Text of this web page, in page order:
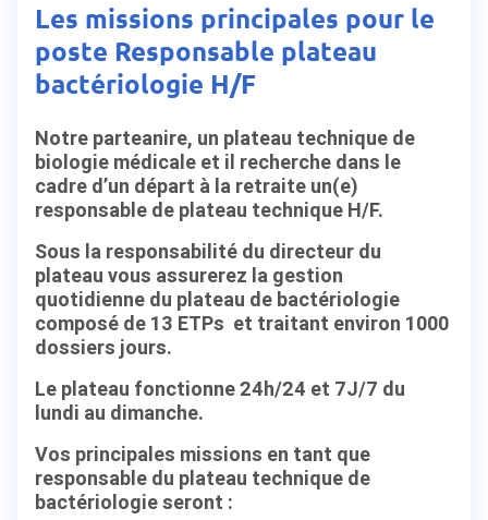
Les missions principales pour le
poste Responsable plateau
bactériologie H/F
Notre parteanire, un plateau technique de
biologie médicale et il recherche dans le
cadre d’un départ à la retraite un(e)
responsable de plateau technique H/F.
Sous la responsabilité du directeur du
plateau vous assurerez la gestion
quotidienne du plateau de bactériologie
composé de 13 ETPs et traitant environ 1000
dossiers jours.
Le plateau fonctionne 24h/24 et 7J/7 du
lundi au dimanche.
Vos principales missions en tant que
responsable du plateau technique de
bactériologie seront :